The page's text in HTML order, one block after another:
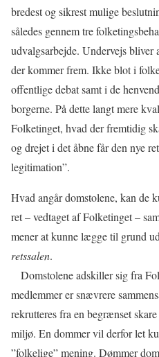
bredest og sikrest mulige
således gennem tre
udvalgsarbejde. Undervejs bliver
der kommer frem. Ikke blot i
offentlige debat samt i de
borgerne. På dette langt mere
Folketinget, hvad der fremtidig
og drejet i det åbne får den nye
legitimation”.
Hvad angår domstolene, kan de
ret – vedtaget af Folketinget –
mener at kunne lægge til grund
retssalen.
Domstolene adskiller sig fra
medlemmer er snævrere
rekrutteres fra en begrænset
miljø. En dommer vil derfor let
”folkelige” mening. Dømmer